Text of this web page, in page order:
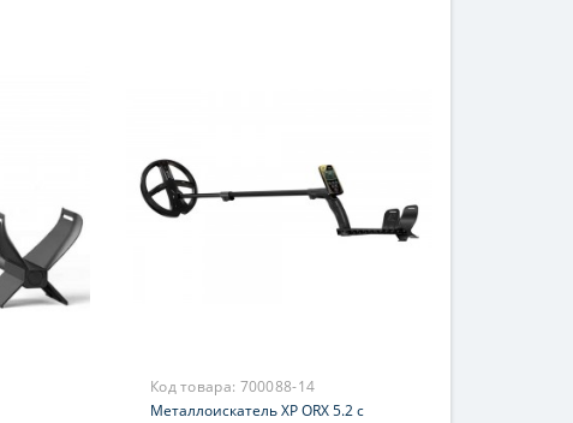
Код товара: 700088-14
Металлоискатель XP ORX 5.2 с